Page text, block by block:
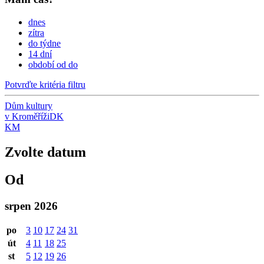
dnes
zítra
do týdne
14 dní
období od do
Potvrďte kritéria filtru
Dům kultury
v KroměřížiDK
KM
Zvolte datum
Od
srpen 2026
po 3 10 17 24 31
út
4 11 18 25
st
5 12 19 26